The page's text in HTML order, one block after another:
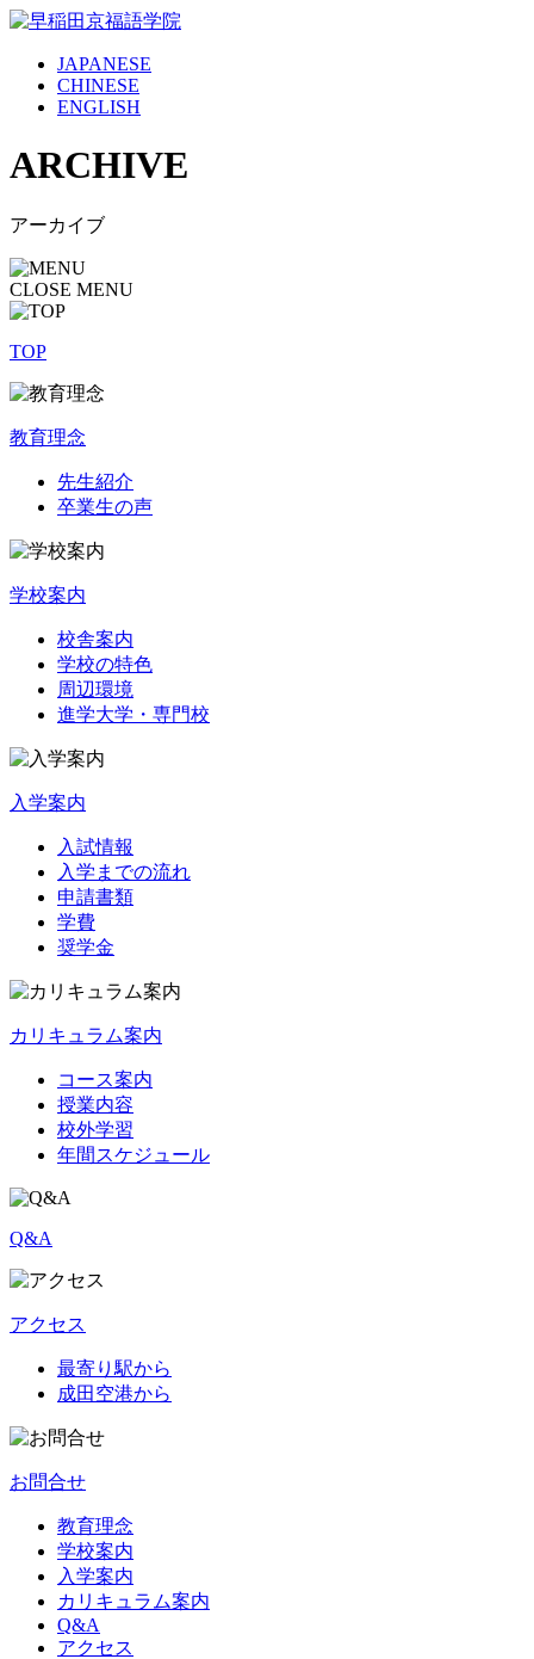
JAPANESE
CHINESE
ENGLISH
ARCHIVE
アーカイブ
CLOSE MENU
TOP
教育理念
先生紹介
卒業生の声
学校案内
校舎案内
学校の特色
周辺環境
進学大学・専門校
入学案内
入試情報
入学までの流れ
申請書類
学費
奨学金
カリキュラム案内
コース案内
授業内容
校外学習
年間スケジュール
Q&A
アクセス
最寄り駅から
成田空港から
お問合せ
教育理念
学校案内
入学案内
カリキュラム案内
Q&A
アクセス